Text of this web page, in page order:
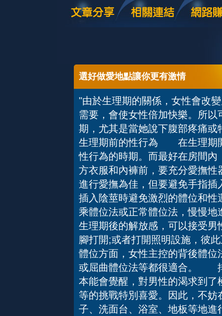
選好做愛地點讓你更有激情
"由於生理期的關係，女性會改
需要，會使女性倍加快樂。所
期，尤其是當她說下腹部疼痛
生理期前的性行為 在生理期
性行為的時期。而最好在房間
方衣服和內褲前，要充分愛撫
進行愛撫為佳，但要避免手指
插入陰莖時避免激烈的體位和
乘體位法或正常體位法，慢
生理期後的解放感，可以接受
腳打開;或者打開照明設施，
體位方面，女性主控的背後體
或屈曲體位法等都很適合。
本能會覺醒，對男性的渴求到
等的挑戰特別喜愛。因此，不
子、洗面台、浴室、地板等地